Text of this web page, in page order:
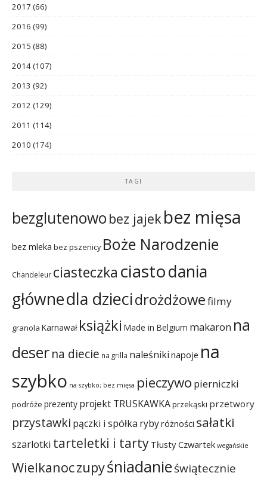
2017 (66)
2016 (99)
2015 (88)
2014(107)
2013 (92)
2012 (129)
2011 (114)
2010 (174)
TAGI
bezglutenowo bez jajekbez mięsa
bez mleka bez pszenicy Boże Narodzenie
Chandeleur ciasteczka ciastodania
głównedla dziecidrożdżowefilmy
granola Karnawał książki Made in Belgium makaron na
deserna diecie na grilla naleśniki napoje na
szybko na szybko; bez mięsa pieczywo pierniczki
podróże prezenty projekt TRUSKAWKAprzekąski przetwory
przystawki pączki i spółka rybyróżności sałatki
szarlotki tarteletki i tarty Tłusty Czwartek wegańskie
Wielkanoczupyśniadanieświątecznie